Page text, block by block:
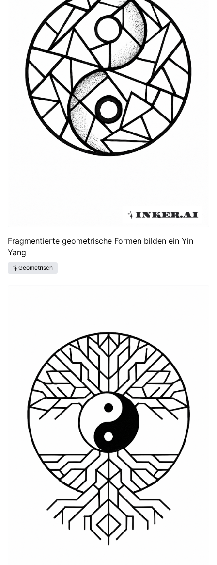
Fragmentierte geometrische Formen bilden ein Yin
Yang
Geometrisch